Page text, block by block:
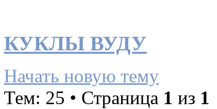
КУКЛЫ ВУДУ
Начать новую тему
Тем: 25 • Страница 1 из 1